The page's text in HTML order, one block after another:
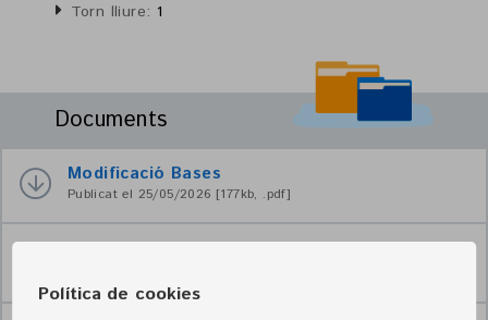
Torn lliure: 1
Documents
Modificació Bases
Publicat el 25/05/2026 [177kb, .pdf]
Política de cookies